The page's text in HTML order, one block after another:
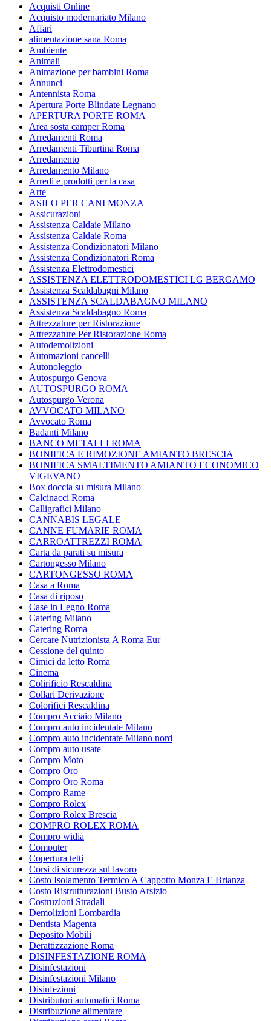
Acquisti Online
Acquisto modernariato Milano
Affari
alimentazione sana Roma
Ambiente
Animali
Animazione per bambini Roma
Annunci
Antennista Roma
Apertura Porte Blindate Legnano
APERTURA PORTE ROMA
Area sosta camper Roma
Arredamenti Roma
Arredamenti Tiburtina Roma
Arredamento
Arredamento Milano
Arredi e prodotti per la casa
Arte
ASILO PER CANI MONZA
Assicurazioni
Assistenza Caldaie Milano
Assistenza Caldaie Roma
Assistenza Condizionatori Milano
Assistenza Condizionatori Roma
Assistenza Elettrodomestici
ASSISTENZA ELETTRODOMESTICI LG BERGAMO
Assistenza Scaldabagni Milano
ASSISTENZA SCALDABAGNO MILANO
Assistenza Scaldabagno Roma
Attrezzature per Ristorazione
Attrezzature Per Ristorazione Roma
Autodemolizioni
Automazioni cancelli
Autonoleggio
Autospurgo Genova
AUTOSPURGO ROMA
Autospurgo Verona
AVVOCATO MILANO
Avvocato Roma
Badanti Milano
BANCO METALLI ROMA
BONIFICA E RIMOZIONE AMIANTO BRESCIA
BONIFICA SMALTIMENTO AMIANTO ECONOMICO
VIGEVANO
Box doccia su misura Milano
Calcinacci Roma
Calligrafici Milano
CANNABIS LEGALE
CANNE FUMARIE ROMA
CARROATTREZZI ROMA
Carta da parati su misura
Cartongesso Milano
CARTONGESSO ROMA
Casa a Roma
Casa di riposo
Case in Legno Roma
Catering Milano
Catering Roma
Cercare Nutrizionista A Roma Eur
Cessione del quinto
Cimici da letto Roma
Cinema
Colirificio Rescaldina
Collari Derivazione
Colorifici Rescaldina
Compro Acciaio Milano
Compro auto incidentate Milano
Compro auto incidentate Milano nord
Compro auto usate
Compro Moto
Compro Oro
Compro Oro Roma
Compro Rame
Compro Rolex
Compro Rolex Brescia
COMPRO ROLEX ROMA
Compro widia
Computer
Copertura tetti
Corsi di sicurezza sul lavoro
Costo Isolamento Termico A Cappotto Monza E Brianza
Costo Ristrutturazioni Busto Arsizio
Costruzioni Stradali
Demolizioni Lombardia
Dentista Magenta
Deposito Mobili
Derattizzazione Roma
DISINFESTAZIONE ROMA
Disinfestazioni
Disinfestazioni Milano
Disinfezioni
Distributori automatici Roma
Distribuzione alimentare